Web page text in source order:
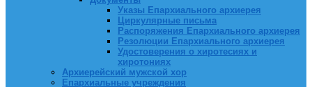
Указы Епархиального архиерея
Циркулярные письма
Распоряжения Епархиального архиерея
Резолюции Епархиального архиерея
Удостоверения о хиротесиях и
хиротониях
Архиерейский мужской хор
Епархиальные учреждения